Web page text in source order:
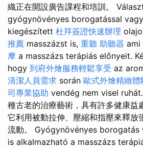
織正在開設廣告課程和培訓。
gyógynövényes borogatással
kiegészített 杜拜簽證快速辦理
推薦 masszázst is, 重聽 助聽器 ami
摩 a masszázs terápiás előnyeit.
hogy 到府外燴服務輕鬆享受 az
清潔人員需求 során 歐式外燴精緻體
司專業協助 vendég nem visel
種古老的治療藝術，具有許多健康益
它利用被動拉伸、壓縮和指壓來釋放
流動。 Gyógynövényes
is alkalmazható a masszázs